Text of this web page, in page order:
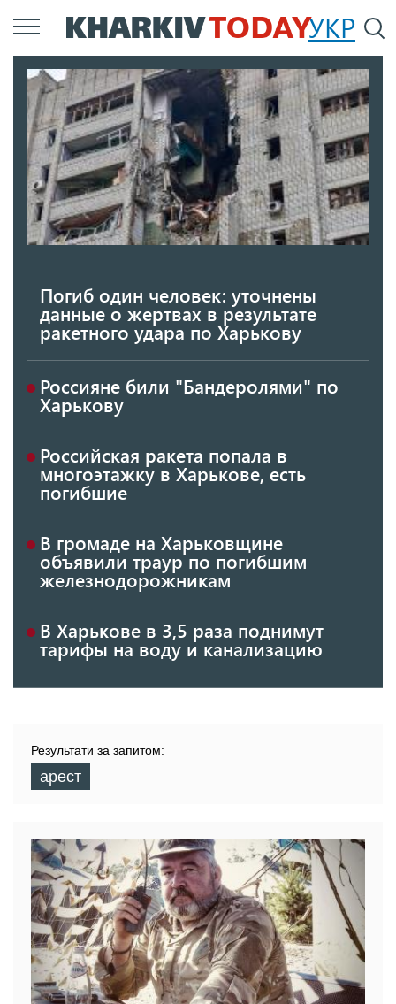
Перейти
к
содержанию
УКР
Погиб один человек: уточнены
данные о жертвах в результате
ракетного удара по Харькову
Россияне били "Бандеролями" по
Харькову
Российская ракета попала в
многоэтажку в Харькове, есть
погибшие
В громаде на Харьковщине
объявили траур по погибшим
железнодорожникам
В Харькове в 3,5 раза поднимут
тарифы на воду и канализацию
Результати за запитом:
арест